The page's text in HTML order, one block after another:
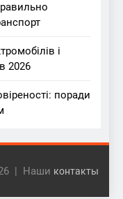
і
2026
поради
| Наши контакты